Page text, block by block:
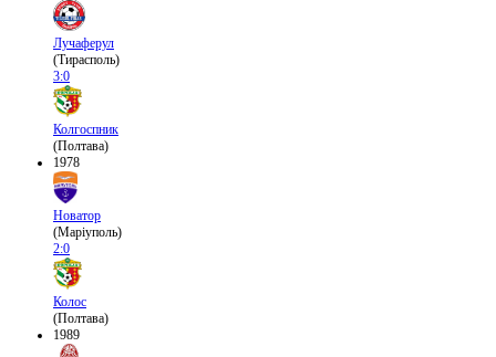
Лучаферул
(Тирасполь)
3:0
Колгоспник
(Полтава)
1978
Новатор
(Маріуполь)
2:0
Колос
(Полтава)
1989